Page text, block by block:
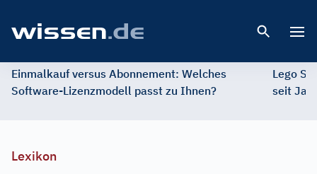
Einmalkauf versus Abonnement: Welches
Software-Lizenzmodell passt zu Ihnen?
Lego
seit
Lexikon